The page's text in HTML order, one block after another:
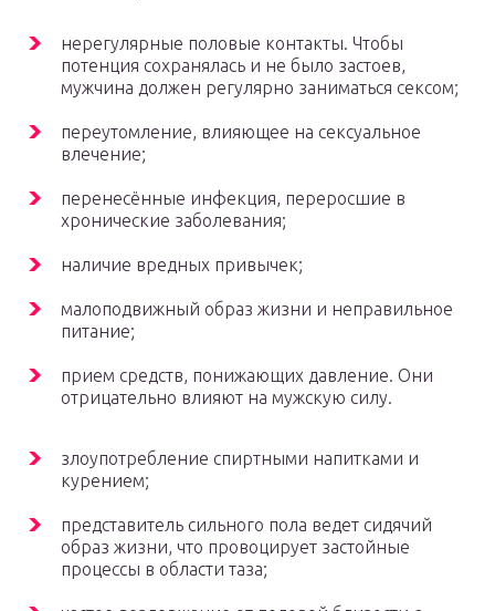
нерегулярные половые контакты. Чтобы
потенция сохранялась и не было застоев,
мужчина должен регулярно заниматься сексом;
переутомление, влияющее на сексуальное
влечение;
перенесённые инфекция, переросшие в
хронические заболевания;
наличие вредных привычек;
малоподвижный образ жизни и неправильное
питание;
прием средств, понижающих давление. Они
отрицательно влияют на мужскую силу.
злоупотребление спиртными напитками и
курением;
представитель сильного пола ведет сидячий
образ жизни, что провоцирует застойные
процессы в области таза;